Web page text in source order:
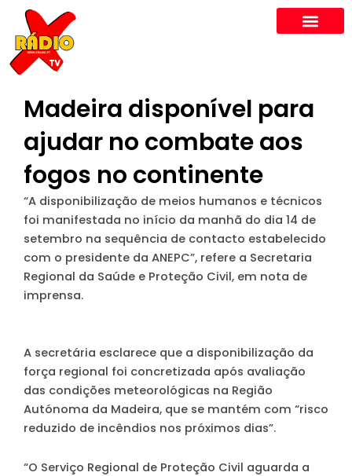
content
Madeira disponível para
ajudar no combate aos
fogos no continente
“A disponibilização de meios humanos e técnicos
foi manifestada no início da manhã do dia 14 de
setembro na sequência de contacto estabelecido
com o presidente da ANEPC”, refere a Secretaria
Regional da Saúde e Proteção Civil, em nota de
imprensa.
A secretária esclarece que a disponibilização da
força regional foi concretizada após avaliação
das condições meteorológicas na Região
Autónoma da Madeira, que se mantém com “risco
reduzido de incêndios nos próximos dias”.
“O Serviço Regional de Proteção Civil aguarda a